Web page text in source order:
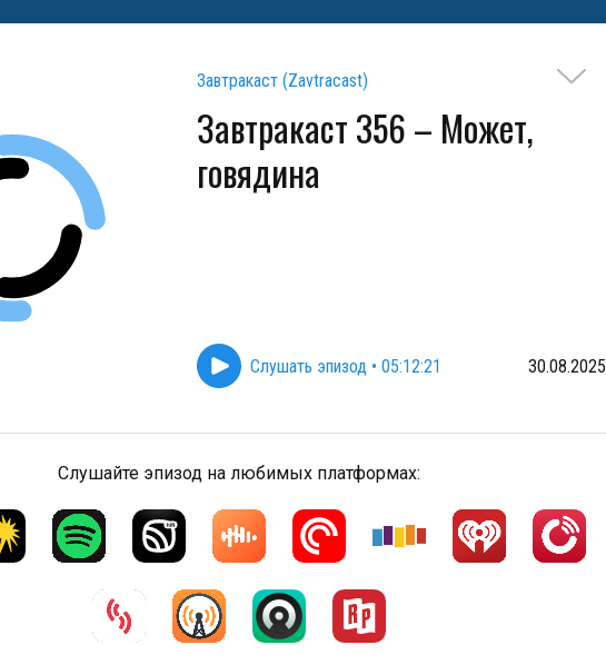
Завтракаст (Zavtracast)
Завтракаст 356 – Может,
говядина
Слушать эпизод • 05:12:21 30.08.2025
Слушайте эпизод на любимых платформах: